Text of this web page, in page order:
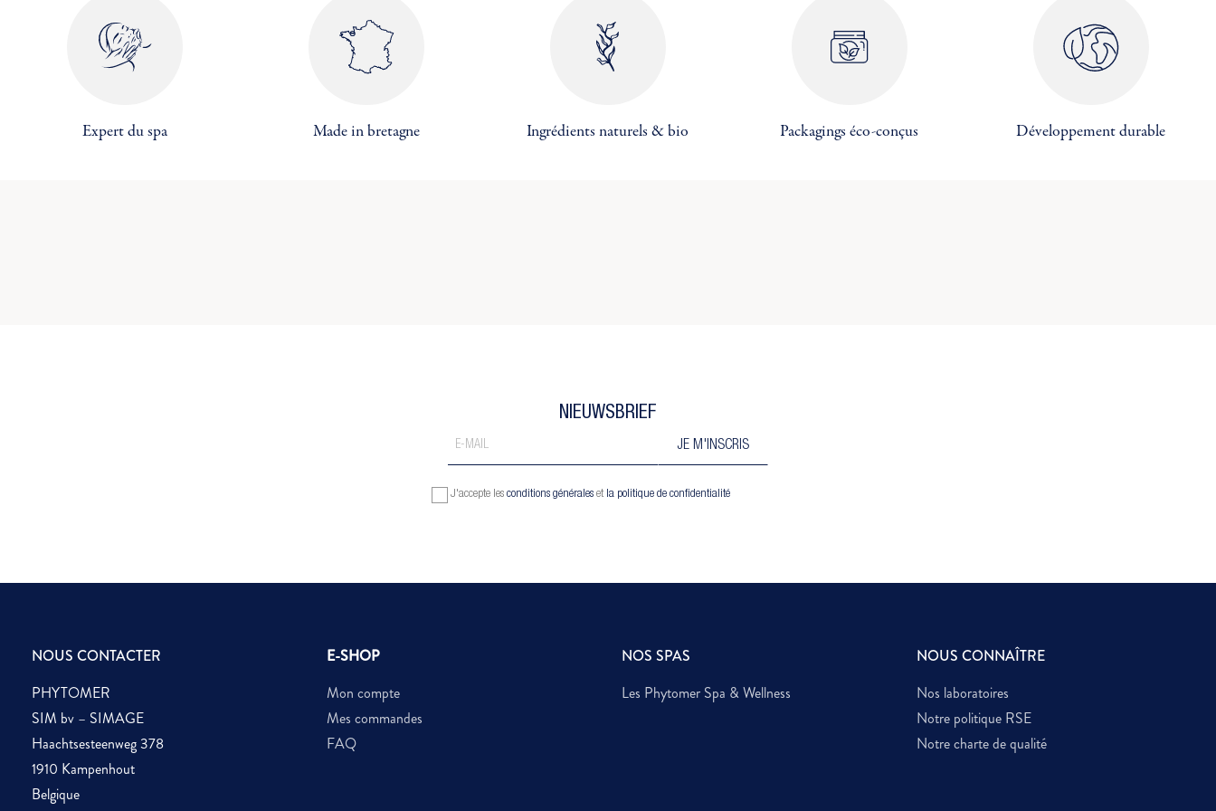
Expert du spa Made in bretagne Ingrédients naturels & bio Packagings éco-conçus Développement durable
NIEUWSBRIEF
J'accepte lesconditions générales et la politique de confidentialité
NOUS CONTACTER
PHYTOMER
SIM bv – SIMAGE
Haachtsesteenweg 378
1910 Kampenhout
Belgique
E-SHOP
Mon compte
Mes commandes
FAQ
NOS SPAS
Les Phytomer Spa & Wellness
NOUS CONNAÎTRE
Nos laboratoires
Notre politique RSE
Notre charte de qualité